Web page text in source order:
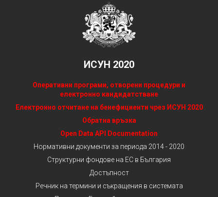
ИСУН 2020
Оперативни програми, отворени процедури и
електронно кандидатстване
Електронно отчитане на бенефициенти чрез ИСУН 2020
Обратна връзка
Open Data API Documentation
Нормативни документи за периода 2014 - 2020
Структурни фондове на ЕС в България
Достъпност
Речник на термини и съкращения в системата